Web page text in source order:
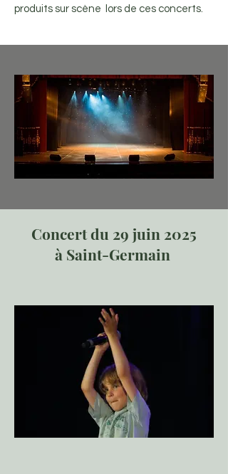
produits sur scène lors de ces concerts.
Concert du 29 juin 2025
à Saint-Germain